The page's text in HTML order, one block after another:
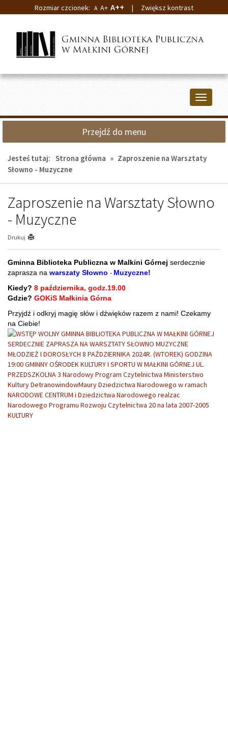
wyszukiwarki
Rozmiar czcionek: A A+ A++ | Zwiększ kontrast
Przełącz
Przejdź do menu
Jesteś tutaj: Strona główna » Zaproszenie na Warsztaty
Słowno - Muzyczne
Zaproszenie na Warsztaty Słowno
- Muzyczne
Drukuj
Gminna Biblioteka Publiczna w Malkini Górnej serdecznie
zaprasza na warszaty Słowno - Muzyczne!
Kiedy? 8 października, godz.19.00
Gdzie? GOKiS Małkinia Górna
Przyjdź i odkryj magię słów i dźwięków razem z nami! Czekamy
na Ciebie!